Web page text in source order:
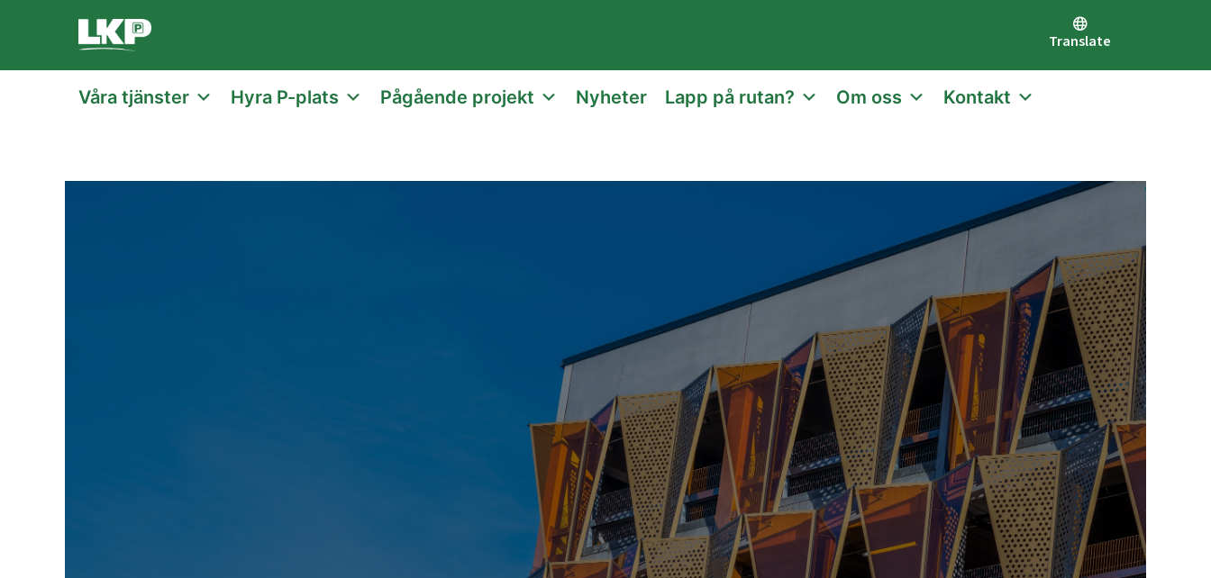
Translate
Våra tjänster Hyra P-plats Pågående projekt Nyheter Lapp på rutan? Om oss Kontakt